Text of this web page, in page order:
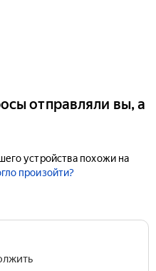
отправляли вы, а
устройства похожи на
произойти?